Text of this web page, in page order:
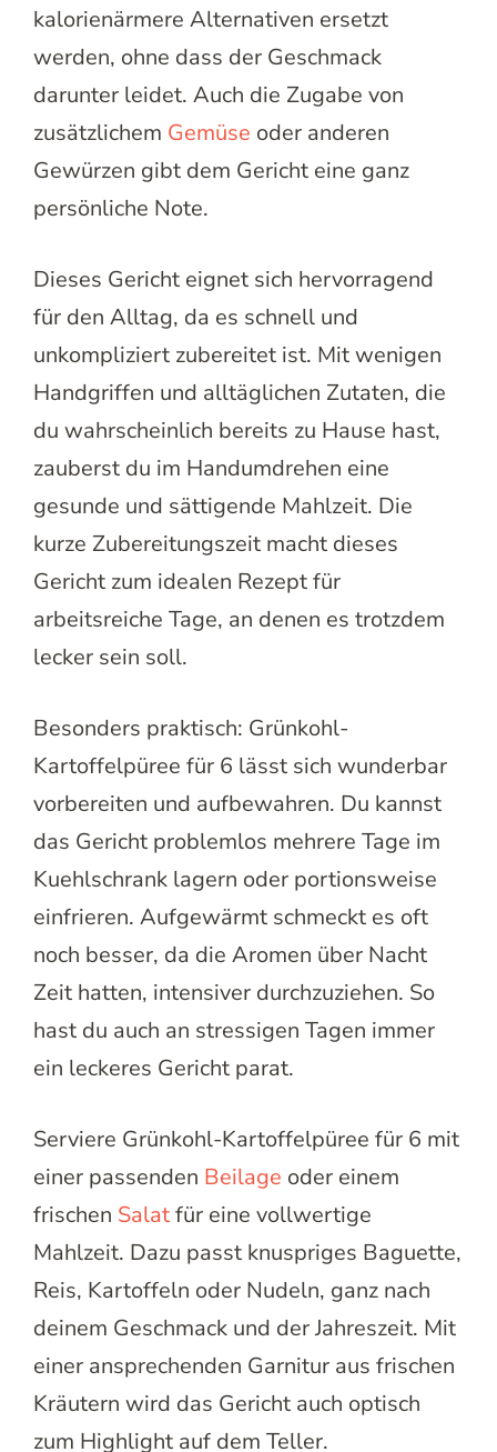
kalorienärmere Alternativen ersetzt
werden, ohne dass der Geschmack
darunter leidet. Auch die Zugabe von
zusätzlichem Gemüse oder anderen
Gewürzen gibt dem Gericht eine ganz
persönliche Note.
Dieses Gericht eignet sich hervorragend
für den Alltag, da es schnell und
unkompliziert zubereitet ist. Mit wenigen
Handgriffen und alltäglichen Zutaten, die
du wahrscheinlich bereits zu Hause hast,
zauberst du im Handumdrehen eine
gesunde und sättigende Mahlzeit. Die
kurze Zubereitungszeit macht dieses
Gericht zum idealen Rezept für
arbeitsreiche Tage, an denen es trotzdem
lecker sein soll.
Besonders praktisch: Grünkohl-
Kartoffelpüree für 6 lässt sich wunderbar
vorbereiten und aufbewahren. Du kannst
das Gericht problemlos mehrere Tage im
Kuehlschrank lagern oder portionsweise
einfrieren. Aufgewärmt schmeckt es oft
noch besser, da die Aromen über Nacht
Zeit hatten, intensiver durchzuziehen. So
hast du auch an stressigen Tagen immer
ein leckeres Gericht parat.
Serviere Grünkohl-Kartoffelpüree für 6 mit
einer passenden Beilage oder einem
frischen Salatfür eine vollwertige
Mahlzeit. Dazu passt knuspriges Baguette,
Reis, Kartoffeln oder Nudeln, ganz nach
deinem Geschmack und der Jahreszeit. Mit
einer ansprechenden Garnitur aus frischen
Kräutern wird das Gericht auch optisch
zum Highlight auf dem Teller.